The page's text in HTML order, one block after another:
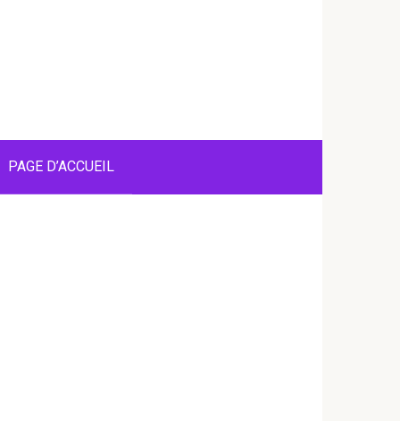
PAGE D’ACCUEIL